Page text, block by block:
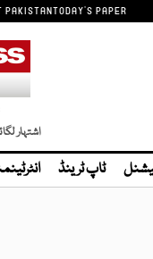
PAKISTANTODAY'S PAPER
اشتہار
ٹاپ ٹرینڈ